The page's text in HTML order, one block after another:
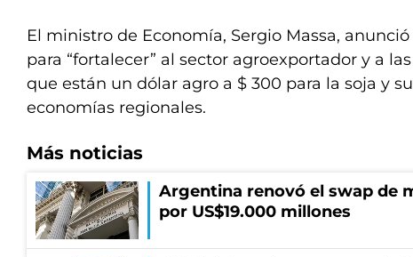
El ministro de Economía, Sergio Massa,
para “fortalecer” al sector agroexportador y a
que están un dólar agro a $ 300 para la soja y
economías regionales.
Más noticias
Argentina renovó el swap de
por US$19.000 millones